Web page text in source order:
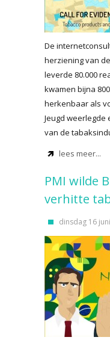
De
herziening van
leverde 80.000
kwamen bijna
herkenbaar als
Jeugd
van de
lees meer...
PMI wilde
verhitte
dinsdag 16